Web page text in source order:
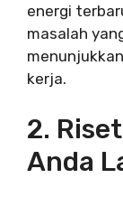
energi
masalah
kerja.
2.
Anda